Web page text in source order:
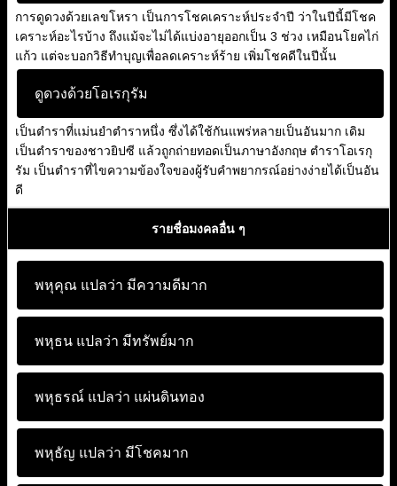
การดูดวงด้วยเลขโหรา เป็นการโชคเคราะห์ประจำปี ว่าในปีนี้มีโชค
เคราะห์อะไรบ้าง ถึงแม้จะไม่ได้แบ่งอายุออกเป็น 3 ช่วง เหมือนโยคไก่
แก้ว แต่จะบอกวิธีทำบุญเพื่อลดเคราะห์ร้าย เพิ่มโชคดีในปีนั้น
ดูดวงด้วยโอเรกุรัม
เป็นตำราที่แม่นยำตำราหนึ่ง ซึ่งได้ใช้กันแพร่หลายเป็นอันมาก เดิม
เป็นตำราของชาวยิปซี แล้วถูกถ่ายทอดเป็นภาษาอังกฤษ ตำราโอเรกุ
รัม เป็นตำราที่ไขความข้องใจของผู้รับคำพยากรณ์อย่างง่ายได้เป็นอัน
ดี
รายชื่อมงคลอื่น ๆ
พหุคุณ แปลว่า มีความดีมาก
พหุธน แปลว่า มีทรัพย์มาก
พหุธรณ์ แปลว่า แผ่นดินทอง
พหุธัญ แปลว่า มีโชคมาก